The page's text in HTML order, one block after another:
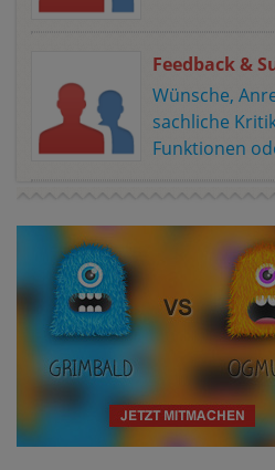
Feedback &
Wünsche,
sachliche
Funktionen